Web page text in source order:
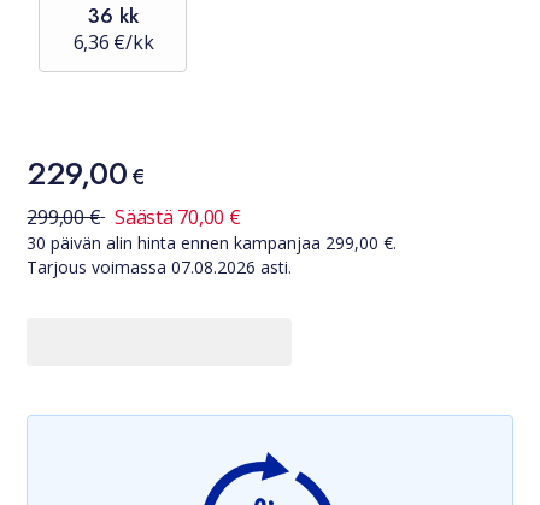
36 kk
6,36 €/kk
Hinta
229,00 €
229,00€
30 päivän alin hinta ennen kampanjaa
299,00€ Säästä 70,00 €
30 päivän alin hinta ennen kampanjaa 299,00 €.
Tarjous voimassa07.08.2026 asti.